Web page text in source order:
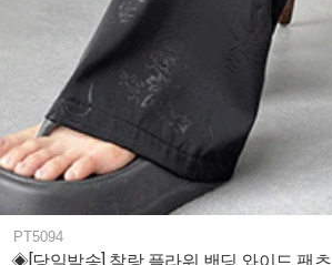
PT5094